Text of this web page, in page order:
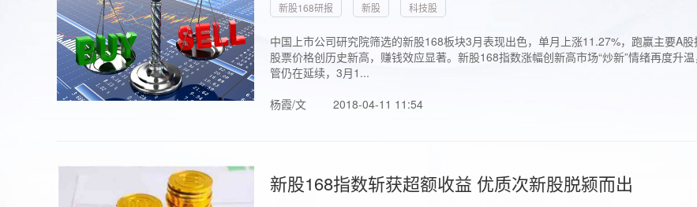
新股168研报 新股 科技股
中国上市公司研究院筛选的新股168板块3月表现出色，单月上涨11.27%，跑赢主要A
股票价格创历史新高，赚钱效应显著。新股168指数涨幅创新高市场“炒新”情绪再度升
管仍在延续，3月1...
杨霞/文
2018-04-11 11:54
新股168指数斩获超额收益 优质次新股脱颍而出